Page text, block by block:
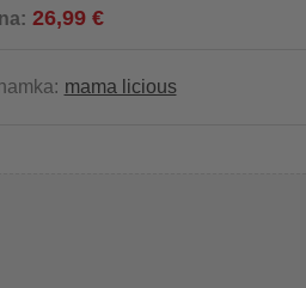
26,99 €
mama licious